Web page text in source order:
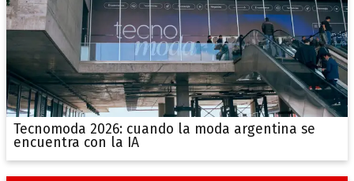
Tecnomoda 2026: cuando la moda argentina se
encuentra con la IA